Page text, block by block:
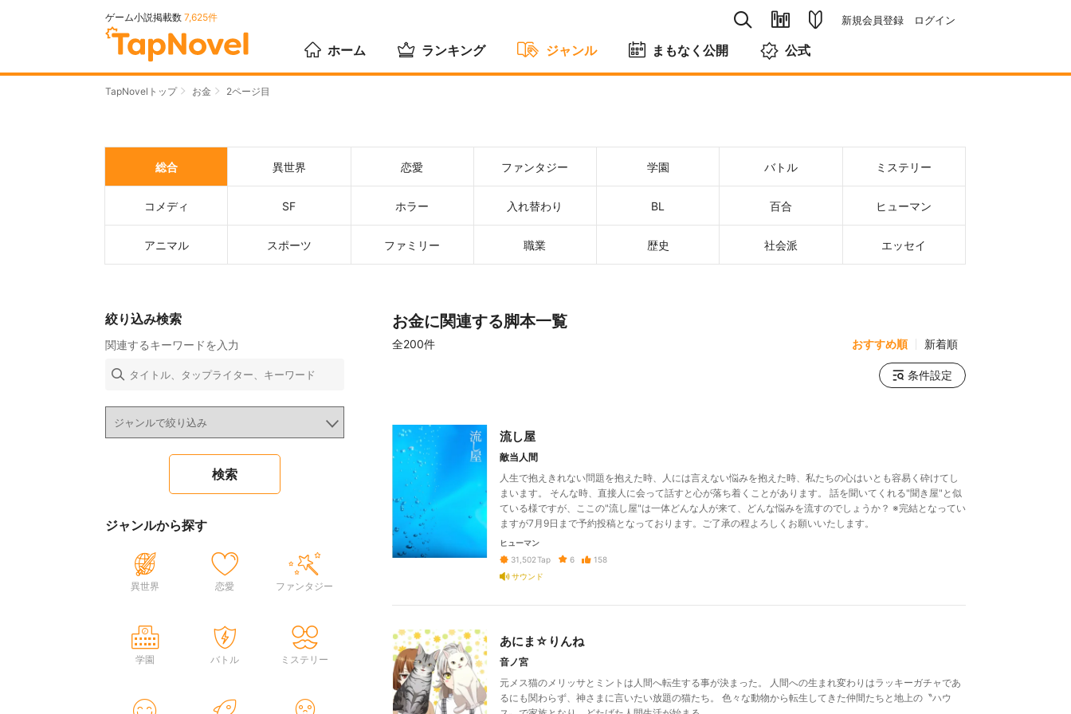
ゲーム小説掲載数 7,625件 新規会員登録 ログイン
ホーム ランキング ジャンル まもなく公開 公式
TapNovelトップ お金 2ページ目
総合 異世界 恋愛 ファンタジー 学園 バトル ミステリー
コメディ SF ホラー 入れ替わり BL 百合 ヒューマン
アニマル スポーツ ファミリー 職業 歴史 社会派 エッセイ
お金に関連する脚本一覧
全200件 おすすめ順 新着順
条件設定
流し屋
敵当人間
人生で抱えきれない問題を抱えた時、人には言えない悩みを抱えた時、私たちの心はいとも容易く砕けてし
まいます。 そんな時、直接人に会って話すと心が落ち着くことがあります。 話を聞いてくれる"聞き屋"と似
ている様ですが、ここの"流し屋"は一体どんな人が来て、どんな悩みを流すのでしょうか？ ※完結となってい
ますが7月9日まで予約投稿となっております。ご了承の程よろしくお願いいたします。
ヒューマン
31,502Tap 6
158
サウンド
あにま☆りんね
音ノ宮
元メス猫のメリッサとミントは人間へ転生する事が決まった。 人間への生まれ変わりはラッキーガチャであ
るにも関わらず、神さまに言いたい放題の猫たち。 色々な動物から転生してきた仲間たちと地上の〝ハウ
絞り込み検索
関連するキーワードを入力
ジャンルから探す
異世界 恋愛 ファンタジー
学園 バトル ミステリー